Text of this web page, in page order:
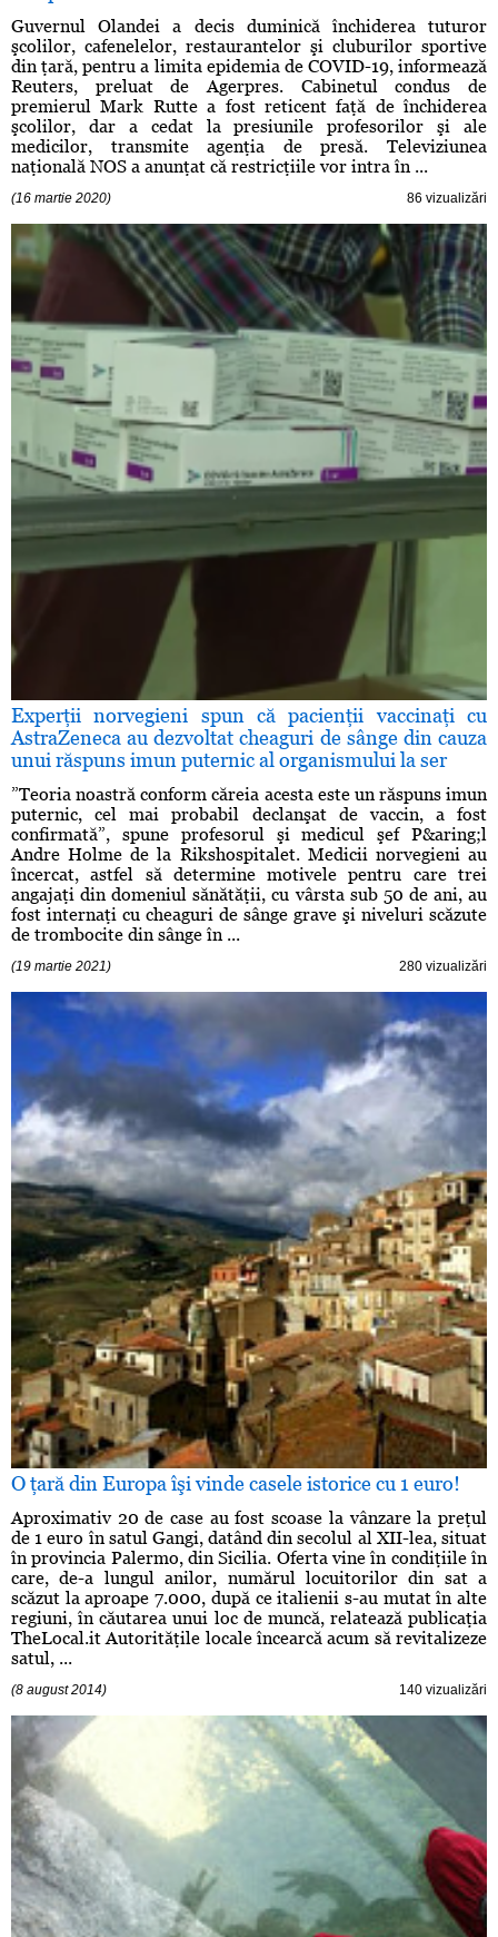
Guvernul Olandei a decis duminică închiderea tuturor
şcolilor, cafenelelor, restaurantelor şi cluburilor sportive
din ţară, pentru a limita epidemia de COVID-19, informează
Reuters, preluat de Agerpres. Cabinetul condus de
premierul Mark Rutte a fost reticent faţă de închiderea
şcolilor, dar a cedat la presiunile profesorilor şi ale
medicilor, transmite agenţia de presă. Televiziunea
naţională NOS a anunţat că restricţiile vor intra în ...
(16 martie 2020) 86 vizualizări
Experţii norvegieni spun că pacienţii vaccinaţi cu
AstraZeneca au dezvoltat cheaguri de sânge din cauza
unui răspuns imun puternic al organismului la ser
”Teoria noastră conform căreia acesta este un răspuns imun
puternic, cel mai probabil declanşat de vaccin, a fost
confirmată”, spune profesorul şi medicul şef P&aring;l
Andre Holme de la Rikshospitalet. Medicii norvegieni au
încercat, astfel să determine motivele pentru care trei
angajaţi din domeniul sănătăţii, cu vârsta sub 50 de ani, au
fost internaţi cu cheaguri de sânge grave şi niveluri scăzute
de trombocite din sânge în ...
(19 martie 2021) 280 vizualizări
O ţară din Europa îşi vinde casele istorice cu 1 euro!
Aproximativ 20 de case au fost scoase la vânzare la preţul
de 1 euro în satul Gangi, datând din secolul al XII-lea, situat
în provincia Palermo, din Sicilia. Oferta vine în condiţiile în
care, de-a lungul anilor, numărul locuitorilor din sat a
scăzut la aproape 7.000, după ce italienii s-au mutat în alte
regiuni, în căutarea unui loc de muncă, relatează publicaţia
TheLocal.it Autorităţile locale încearcă acum să revitalizeze
satul, ...
(8 august 2014) 140 vizualizări